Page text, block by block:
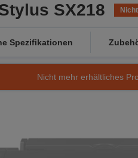
SX218
Spezifikationen
Nicht mehr erhältliches